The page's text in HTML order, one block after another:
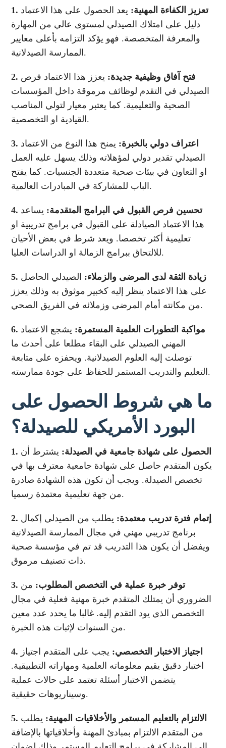
1. تعزيز الكفاءة المهنية: يعد الحصول على هذا الاعتماد
دليل على امتلاك الصيدلي لمستوى عالي من المهارة
والمعرفة المتخصصة. فهو يؤكد التزامه بأعلى معايير
الممارسة الصيدلانية.
2. فتح آفاق وظيفية جديدة: يعزز هذا الاعتماد فرص
الصيدلي في التقدم لوظائف مرموقة داخل المؤسسات
الصحية والتعليمية. كما يعتبر معيار لتولي المناصب
القيادية او التخصصية.
3. اعتراف دولي بالخبرة: يمنح هذا النوع من الاعتماد
الصيدلي تقدير دولي لمؤهلاته وذلك يسهل عليه العمل
او التعاون في بيئات صحية متعددة الجنسيات. كما يفتح
الباب للمشاركة في المبادرات العالمية.
4. تحسين فرص القبول في البرامج المتقدمة: يساعد
هذا الاعتماد الصيادلة على القبول في برامج تدريبية او
تعليمية أكثر تخصصا. ويعد شرط في بعض الأحيان
للالتحاق ببرامج الزمالة او الدراسات العليا.
5. زيادة الثقة لدى المرضى والزملاء: الصيدلي الحاصل
على هذا الاعتماد ينظر إليه كخبير موثوق به وذلك يعزز
من مكانته أمام المرضى وزملائه في الفريق الصحي.
6. مواكبة التطورات العلمية المستمرة: يشجع الاعتماد
المهني الصيدلي على البقاء مطلعا على أحدث ما
توصلت إليه العلوم الصيدلانية. ويحفزه على متابعة
التعليم والتدريب المستمر للحفاظ على جودة ممارسته.
ما هي شروط الحصول على
البورد الأمريكي للصيدلة؟
1. الحصول على شهادة جامعية في الصيدلة: يشترط أن
يكون المتقدم حاصل على شهادة جامعية معترف بها في
تخصص الصيدلة. ويجب أن تكون هذه الشهادة صادرة
من جهة تعليمية معتمدة رسميا.
2. إتمام فترة تدريب معتمدة: يطلب من الصيدلي إكمال
برنامج تدريبي مهني في مجال الممارسة الصيدلانية
ويفضل أن يكون هذا التدريب قد تم في مؤسسة صحية
ذات تصنيف مرموق.
3. توفر خبرة عملية في التخصص المطلوب: من
الضروري أن يمتلك المتقدم خبرة مهنية فعلية في مجال
التخصص الذي يود التقدم إليه. غالبا ما يحدد عدد معين
من السنوات لإثبات هذه الخبرة.
4. اجتياز الاختبار التخصصي: يجب على المتقدم اجتياز
اختبار دقيق يقيم معلوماته العلمية ومهاراته التطبيقية.
يتضمن الاختبار أسئلة تعتمد على حالات عملية
وسيناريوهات حقيقية.
5. الالتزام بالتعليم المستمر والأخلاقيات المهنية: يطلب
من المتقدم الالتزام بمبادئ المهنة وأخلاقياتها بالإضافة